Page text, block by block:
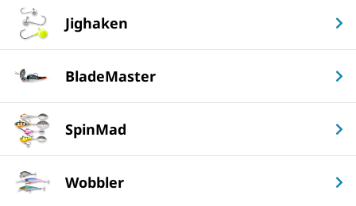
Jighaken
BladeMaster
SpinMad
Wobbler